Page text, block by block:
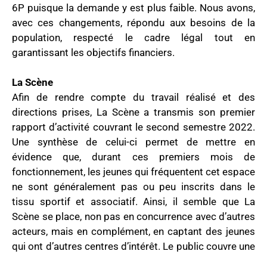
6P puisque la demande y est plus faible. Nous avons,
avec ces changements, répondu aux besoins de la
population, respecté le cadre légal tout en
garantissant les objectifs financiers.
La Scène
Afin de rendre compte du travail réalisé et des
directions prises, La Scène a transmis son premier
rapport d’activité couvrant le second semestre 2022.
Une synthèse de celui-ci permet de mettre en
évidence que, durant ces premiers mois de
fonctionnement, les jeunes qui fréquentent cet espace
ne sont généralement pas ou peu inscrits dans le
tissu sportif et associatif. Ainsi, il semble que La
Scène se place, non pas en concurrence avec d’autres
acteurs, mais en complément, en captant des jeunes
qui ont d’autres centres d’intérêt. Le public couvre une